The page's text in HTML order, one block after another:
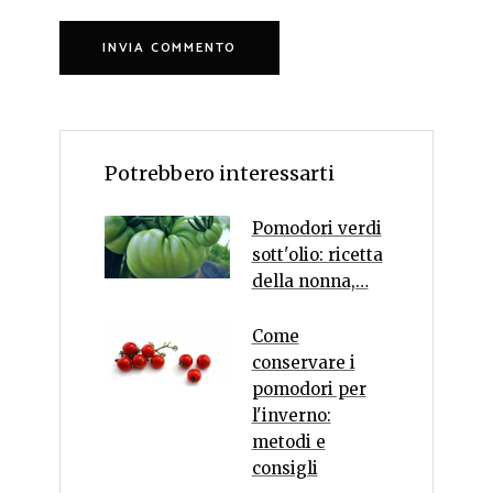
Potrebbero interessarti
Pomodori verdi
sott'olio: ricetta
della nonna,…
Come
conservare i
pomodori per
l'inverno:
metodi e
consigli